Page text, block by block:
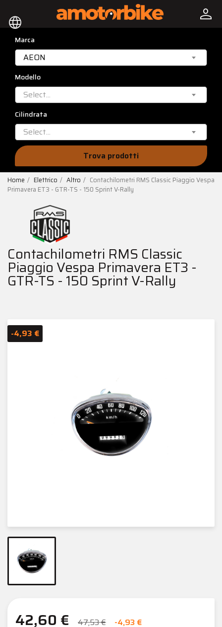
language person
Marca
AEON
Modello
Select...
Cilindrata
Select...
Trova prodotti
Home Elettrico Altro
Contachilometri RMS Classic Piaggio Vespa
Primavera ET3 - GTR-TS - 150 Sprint V-Rally
Contachilometri RMS Classic
Piaggio Vespa Primavera ET3 -
GTR-TS - 150 Sprint V-Rally
-4,93 €
42,60 € 47,53 € -4,93 €